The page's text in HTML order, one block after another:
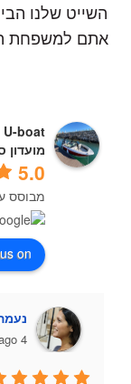
השייט שלנו
אתם למשפחת
מועדון
5.0
מבוסס על 60
on
4 years ago